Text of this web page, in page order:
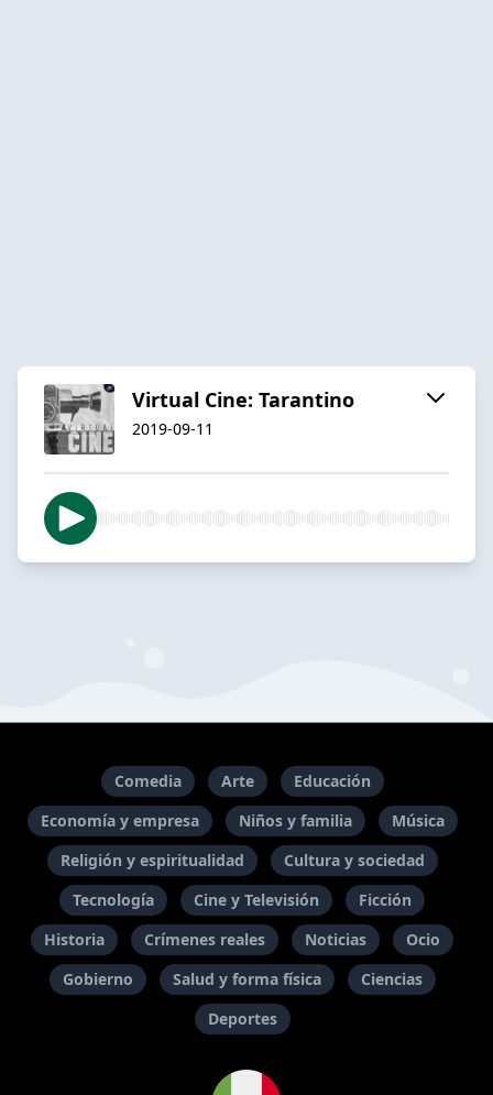
Virtual Cine: Tarantino
2019-09-11
Comedia Arte
Educación
Economía y empresa
Niños y familia
Música
Religión y espiritualidad
Cultura y sociedad
Tecnología
Cine y Televisión
Ficción
Historia
Crímenes reales Noticias
Ocio
Gobierno
Salud y forma física
Ciencias
Deportes